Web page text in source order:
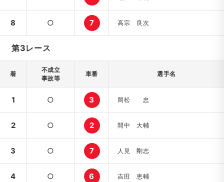
8 ○ 7 高宗 良次
第3レース
着
不成立
事故等
車番 選手名
1 ○ 3 岡松 忠
2 ○ 2 間中 大輔
3 ○ 7 人見 剛志
4 ○ 6 吉田 恵輔